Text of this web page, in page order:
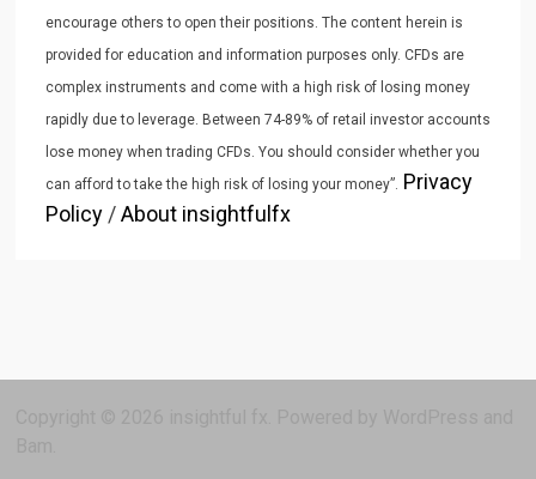
encourage others to open their positions. The content herein is
provided for education and information purposes only. CFDs are
complex instruments and come with a high risk of losing money
rapidly due to leverage. Between 74-89% of retail investor accounts
lose money when trading CFDs. You should consider whether you
can afford to take the high risk of losing your money”. Privacy
Policy/About insightfulfx